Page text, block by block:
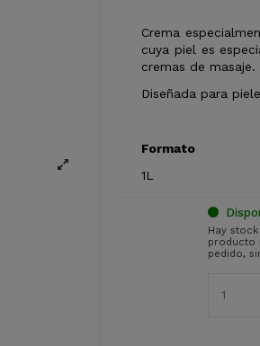
Crema
cuya piel es
cremas de masaje.
Diseñada para
Formato
1L
Hay
producto
pedido,